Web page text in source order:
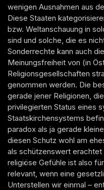
wenigen Ausnahmen aus
Diese Staaten
bzw. Weltanschauung in
sind und solche, die es
Sonderrechte kann auch
Meinungsfreiheit von (in
Religionsgesellschaften
genommen werden. Die
gerade jener Religionen,
privilegierten Status eines
Staatskirchensystems
paradox als ja gerade
diesen Schutz wohl am
als schützenswert
religiöse Gefühle ist also
relevant, wenn eine
Unterstellen wir einmal –